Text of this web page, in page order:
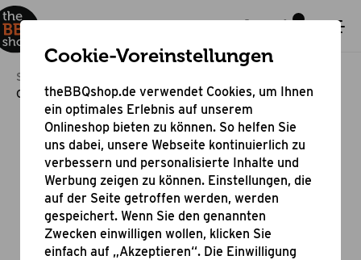
Startseite
Gewürz- und Saucenhalter
Cookie-Voreinstellungen
theBBQshop.de verwendet Cookies, um Ihnen
ein optimales Erlebnis auf unserem
Onlineshop bieten zu können. So helfen Sie
uns dabei, unsere Webseite kontinuierlich zu
verbessern und personalisierte Inhalte und
Werbung zeigen zu können. Einstellungen, die
auf der Seite getroffen werden, werden
gespeichert. Wenn Sie den genannten
Zwecken einwilligen wollen, klicken Sie
einfach auf „Akzeptieren“. Die Einwilligung